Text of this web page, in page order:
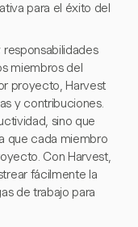
para el éxito del
miembros del
proyecto, Harvest
y contribuciones.
sino que
que cada miembro
Con Harvest,
fácilmente la
de trabajo para